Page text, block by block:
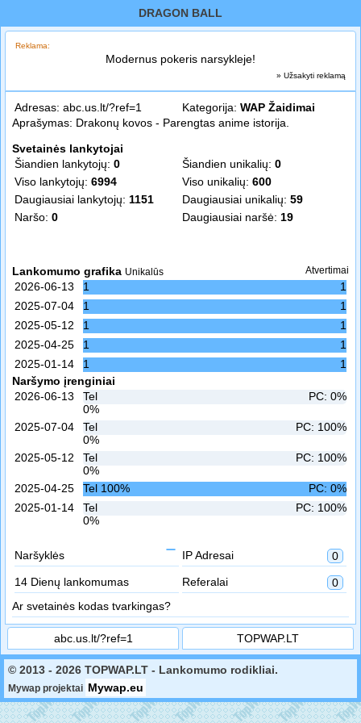
DRAGON BALL
Reklama:
Modernus pokeris narsykleje!
» Užsakyti reklamą
Adresas: abc.us.lt/?ref=1 Kategorija: WAP Žaidimai
Aprašymas: Drakonų kovos - Parengtas anime istorija.
Svetainės lankytojai
Šiandien lankytojų: 0 Šiandien unikalių: 0
Viso lankytojų: 6994 Viso unikalių: 600
Daugiausiai lankytojų: 1151 Daugiausiai unikalių: 59
Naršo: 0 Daugiausiai naršė: 19
Lankomumo grafika Unikalūs Atvertimai
2026-06-13 1
1
2025-07-04
1
1
2025-05-12
1
1
2025-04-25
1
1
2025-01-14
1
1
Naršymo įrenginiai
2026-06-13
PC: 0%
Tel
0%
2025-07-04
PC: 100%
Tel
0%
2025-05-12
PC: 100%
Tel
0%
2025-04-25
PC: 0%
Tel 100%
2025-01-14
PC: 100%
Tel
0%
Naršyklės IP Adresai
0
14 Dienų lankomumas
Referalai
0
Ar svetainės kodas tvarkingas?
abc.us.lt/?ref=1 TOPWAP.LT
© 2013 - 2026 TOPWAP.LT - Lankomumo rodikliai.
Mywap projektai Mywap.eu